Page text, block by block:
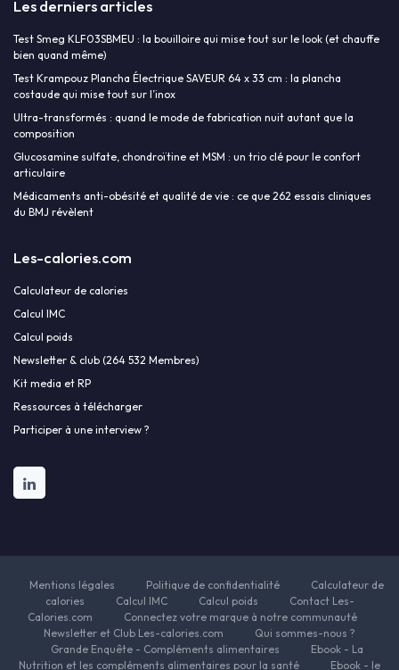
Les derniers articles
Test Smeg KLF03SBMEU : la bouilloire qui mise tout sur le look (et chauffe
bien quand même)
Test Krampouz Plancha Électrique SAVEUR 64 x 33 cm : la plancha
costaude qui mise tout sur l’inox
Ultra-transformés : quand le mode de fabrication nuit autant que la
composition
Glucosamine sulfate, chondroïtine et MSM : un trio clé pour le confort
articulaire
Médicaments anti-obésité et qualité de vie : ce que 262 essais cliniques
du BMJ révèlent
Les-calories.com
Calculateur de calories
Calcul IMC
Calcul poids
Newsletter & club (264 532 Membres)
Kit media et RP
Ressources à télécharger
Participer à une interview ?
Mentions légales Politique de confidentialité
Calculateur de
calories
Calcul IMC Calcul poids
Contact Les-
Calories.com
Connectez votre marque à notre communauté
Newsletter et Club Les-calories.com
Qui sommes-nous ?
Grande Enquête - Compléments alimentaires
Ebook - La
Nutrition et les compléments alimentaires pour la santé
Ebook - le